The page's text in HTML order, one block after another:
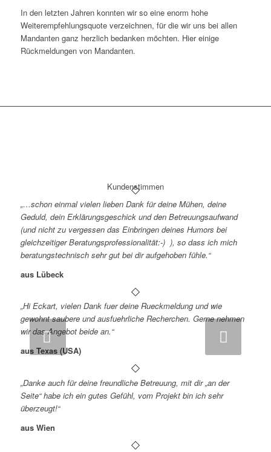
In den letzten Jahren konnten wir so eine enorm hohe
Weiterempfehlungsquote verzeichnen, für die wir uns bei allen
Mandanten ganz herzlich bedanken möchten. Hier einige
Rückmeldungen von Mandanten.
Kundenstimmen
„…schon einmal vielen lieben Dank für deine Mühen, deine
Geduld, dein Erklärungsgeschick und den Betreuungsaufwand
(und nicht zu vergessen das Einbringen deines Humors bei
gleichzeitiger Beratungsprofessionalität:-) ), so dass ich mich
beratungstechnisch sehr gut bei dir aufgehoben fühle.“
aus Lübeck
„Hi Eckart, vielen Dank fuer deine Rueckmeldung und wie
gewohnt saubere und ausfuehrliche Recherchen. Gerne nehmen
wir das Angebot beide an.“
aus Texas (USA)
„Danke auch für deine freundliche Betreuung, mit dir „an der
Seite“ habe ich ein gutes Gefühl, vom Projekt bin ich sehr
überzeugt!“
aus Wien
Weiter